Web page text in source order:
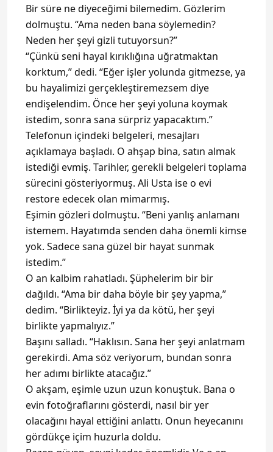
Bir süre ne diyeceğimi bilemedim. Gözlerim
dolmuştu. “Ama neden bana söylemedin?
Neden her şeyi gizli tutuyorsun?”
“Çünkü seni hayal kırıklığına uğratmaktan
korktum,” dedi. “Eğer işler yolunda gitmezse, ya
bu hayalimizi gerçekleştiremezsem diye
endişelendim. Önce her şeyi yoluna koymak
istedim, sonra sana sürpriz yapacaktım.”
Telefonun içindeki belgeleri, mesajları
açıklamaya başladı. O ahşap bina, satın almak
istediği evmiş. Tarihler, gerekli belgeleri toplama
sürecini gösteriyormuş. Ali Usta ise o evi
restore edecek olan mimarmış.
Eşimin gözleri dolmuştu. “Beni yanlış anlamanı
istemem. Hayatımda senden daha önemli kimse
yok. Sadece sana güzel bir hayat sunmak
istedim.”
O an kalbim rahatladı. Şüphelerim bir bir
dağıldı. “Ama bir daha böyle bir şey yapma,”
dedim. “Birlikteyiz. İyi ya da kötü, her şeyi
birlikte yapmalıyız.”
Başını salladı. “Haklısın. Sana her şeyi anlatmam
gerekirdi. Ama söz veriyorum, bundan sonra
her adımı birlikte atacağız.”
O akşam, eşimle uzun uzun konuştuk. Bana o
evin fotoğraflarını gösterdi, nasıl bir yer
olacağını hayal ettiğini anlattı. Onun heyecanını
gördükçe içim huzurla doldu.